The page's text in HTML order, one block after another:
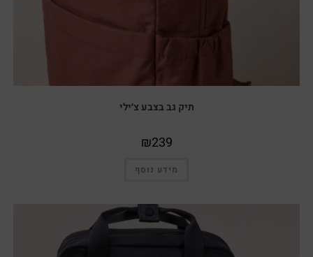
תיק גב בצבע צ׳ילי
₪239
מידע נוסף